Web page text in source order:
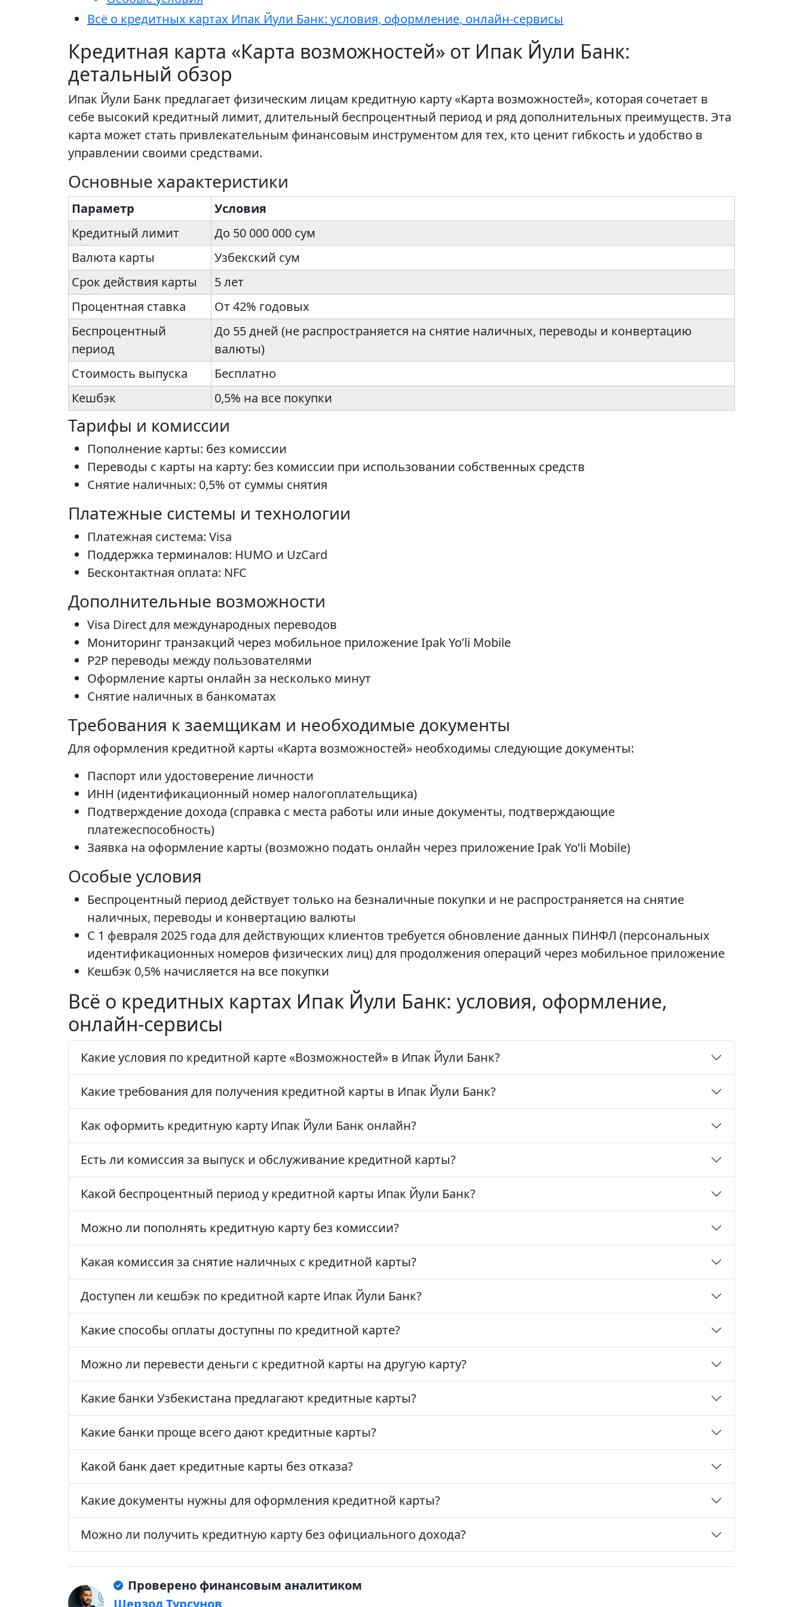
Всё о кредитных картах Ипак Йули Банк: условия, оформление, онлайн-сервисы
Кредитная карта «Карта возможностей» от Ипак Йули Банк:
детальный обзор
Ипак Йули Банк предлагает физическим лицам кредитную карту «Карта возможностей», которая сочетает в
себе высокий кредитный лимит, длительный беспроцентный период и ряд дополнительных преимуществ. Эта
карта может стать привлекательным финансовым инструментом для тех, кто ценит гибкость и удобство в
управлении своими средствами.
Основные характеристики
Параметр
Условия
Кредитный лимит
До 50 000 000 сум
Валюта карты
Узбекский сум
Срок действия карты
5 лет
Процентная ставка
От 42% годовых
Беспроцентный
период
До 55 дней (не распространяется на снятие наличных, переводы и конвертацию
валюты)
Стоимость выпуска
Бесплатно
Кешбэк
0,5% на все покупки
Тарифы и комиссии
Пополнение карты: без комиссии
Переводы с карты на карту: без комиссии при использовании собственных средств
Снятие наличных: 0,5% от суммы снятия
Платежные системы и технологии
Платежная система: Visa
Поддержка терминалов: HUMO и UzCard
Бесконтактная оплата: NFC
Дополнительные возможности
Visa Direct для международных переводов
Мониторинг транзакций через мобильное приложение Ipak Yo’li Mobile
P2P переводы между пользователями
Оформление карты онлайн за несколько минут
Снятие наличных в банкоматах
Требования к заемщикам и необходимые документы
Для оформления кредитной карты «Карта возможностей» необходимы следующие документы:
Паспорт или удостоверение личности
ИНН (идентификационный номер налогоплательщика)
Подтверждение дохода (справка с места работы или иные документы, подтверждающие
платежеспособность)
Заявка на оформление карты (возможно подать онлайн через приложение Ipak Yo’li Mobile)
Особые условия
Беспроцентный период действует только на безналичные покупки и не распространяется на снятие
наличных, переводы и конвертацию валюты
С 1 февраля 2025 года для действующих клиентов требуется обновление данных ПИНФЛ (персональных
идентификационных номеров физических лиц) для продолжения операций через мобильное приложение
Кешбэк 0,5% начисляется на все покупки
Всё о кредитных картах Ипак Йули Банк: условия, оформление,
онлайн-сервисы
Какие условия по кредитной карте «Возможностей» в Ипак Йули Банк?
Какие требования для получения кредитной карты в Ипак Йули Банк?
Как оформить кредитную карту Ипак Йули Банк онлайн?
Есть ли комиссия за выпуск и обслуживание кредитной карты?
Какой беспроцентный период у кредитной карты Ипак Йули Банк?
Можно ли пополнять кредитную карту без комиссии?
Какая комиссия за снятие наличных с кредитной карты?
Доступен ли кешбэк по кредитной карте Ипак Йули Банк?
Какие способы оплаты доступны по кредитной карте?
Можно ли перевести деньги с кредитной карты на другую карту?
Какие банки Узбекистана предлагают кредитные карты?
Какие банки проще всего дают кредитные карты?
Какой банк дает кредитные карты без отказа?
Какие документы нужны для оформления кредитной карты?
Можно ли получить кредитную карту без официального дохода?
Проверено финансовым аналитиком
Шерзод Турсунов